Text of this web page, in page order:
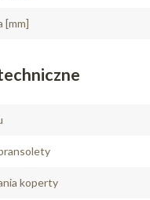
[mm]
koperty